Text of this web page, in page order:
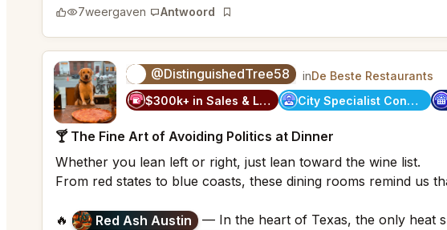
7weergaven Antwoord
Bladwijzer
@DistinguishedTree58
$300k+ in Sales & Low Refunds City Specialist Concierge
inDe Beste Restaurants
🍸 The Fine Art of Avoiding Politics at Dinner
Whether you lean left or right, just lean toward the wine list.
From red states to blue coasts, these dining rooms remind us
🔥 Red Ash Austin
— In the heart of Texas, the only heat